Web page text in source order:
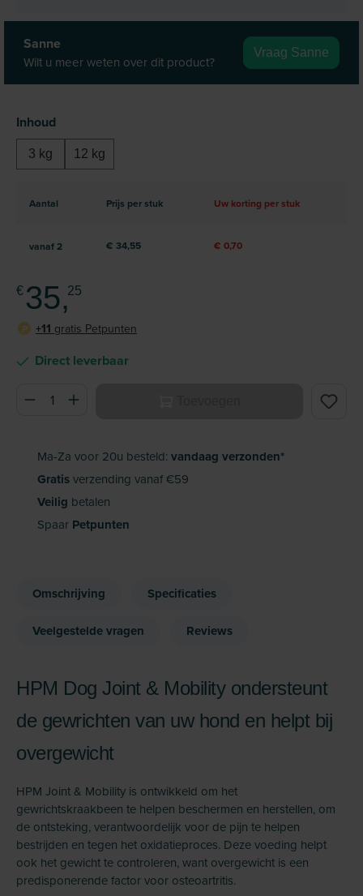
Sanne
Wilt u meer weten over dit product?
Vraag Sanne
Direct leverbaar
Aantal Prijs per stuk Uw korting per stuk
vanaf2 € 34,55 € 0,70
€ 35,25
Selecteer
Inhoud
3 kg 12 kg
Producthoeveelheid: Voer de gewenste hoeveelheid in of
P +11 gratis Petpunten
Ma-Za voor 20u besteld: vandaag verzonden*
Gratisverzending vanaf €59
Veilig betalen
Spaar Petpunten
Omschrijving Specificaties
Veelgestelde vragen Reviews
HPM Dog Joint & Mobility ondersteunt
de gewrichten van uw hond en helpt bij
overgewicht
HPM Joint & Mobility is ontwikkeld om het
gewrichtskraakbeen te helpen beschermen en herstellen, om
de ontsteking, verantwoordelijk voor de pijn te helpen
bestrijden en tegen het oxidatieproces. Deze voeding helpt
ook het gewicht te controleren, want overgewicht is een
predisponerende factor voor osteoartritis.